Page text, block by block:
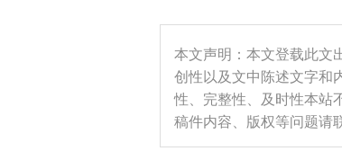
本文声明：本文登载此文
创性以及文中陈述文字和
性、完整性、及时性本站
稿件内容、版权等问题请